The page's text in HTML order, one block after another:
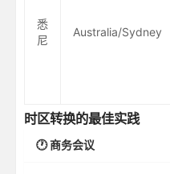
悉
尼
Australia/Sydney
时区转换的最佳实践
🕐 商务会议